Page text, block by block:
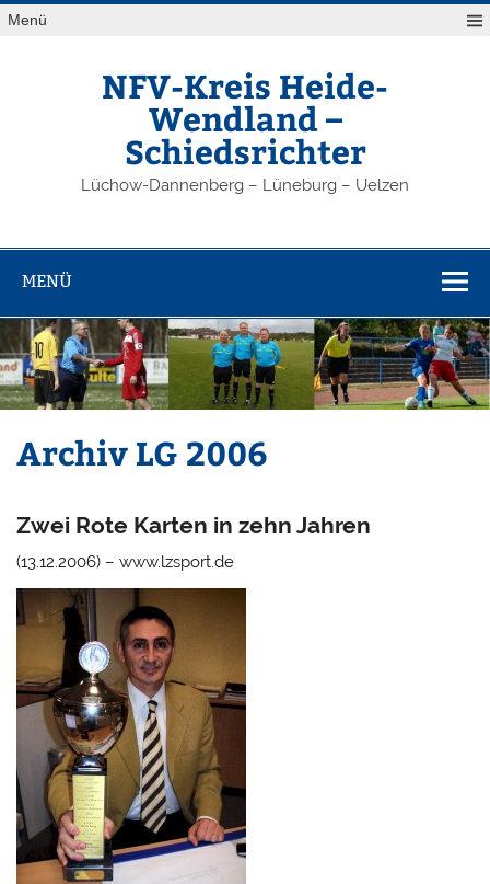
Zum
Inhalt
Menü
NFV-Kreis Heide-
Wendland –
Schiedsrichter
Lüchow-Dannenberg – Lüneburg – Uelzen
MENÜ
Archiv LG 2006
Zwei Rote Karten in zehn Jahren
(13.12.2006) – www.lzsport.de